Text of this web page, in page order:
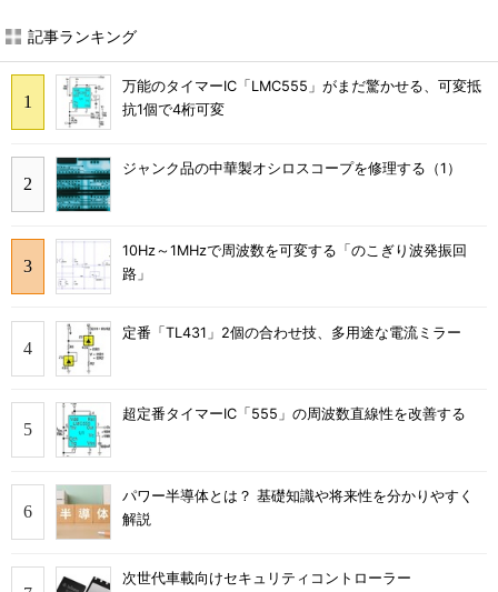
記事ランキング
万能のタイマーIC「LMC555」がまだ驚かせる、可変抵
抗1個で4桁可変
ジャンク品の中華製オシロスコープを修理する（1）
10Hz～1MHzで周波数を可変する「のこぎり波発振回
路」
定番「TL431」2個の合わせ技、多用途な電流ミラー
超定番タイマーIC「555」の周波数直線性を改善する
パワー半導体とは？ 基礎知識や将来性を分かりやすく
解説
次世代車載向けセキュリティコントローラー